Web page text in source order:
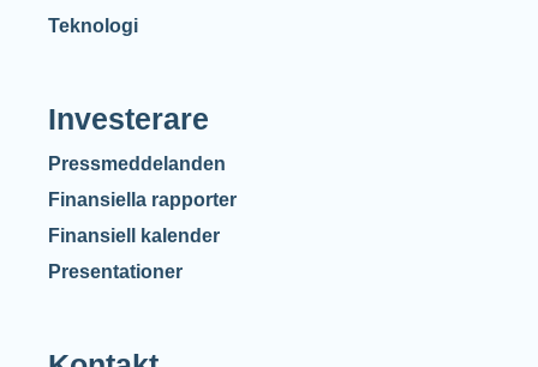
Teknologi
Investerare
Pressmeddelanden
Finansiella rapporter
Finansiell kalender
Presentationer